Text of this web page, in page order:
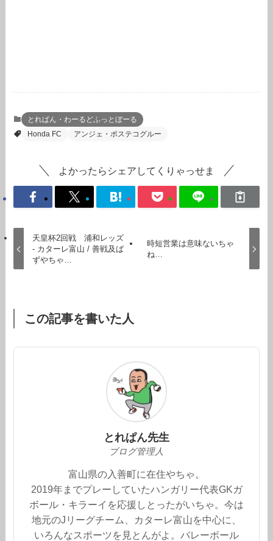
とれぱん・わーるどふっとぼーる
Honda FC
アンジェ・ポステコグルー
よかったらシェアしてくりゃっせま
天皇杯2回戦 浦和レッズ
- カターレ富山 / 善戦及ば
ずやちゃ…
時短営業は意味ないちゃ
ね…
この記事を書いた人
とれぱん先生
ブログ管理人
富山県の入善町に在住やちゃ。
2019年までプレーしていたハンガリー代表GKガ
ボール・キラーイを応援しとったがいちゃ。今は
地元のJリーグチーム、カターレ富山を中心に、
いろんなスポーツを見とんがよ。バレーボール